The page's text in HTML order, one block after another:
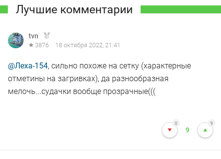
Лучшие комментарии
tvn
3876 18 октября 2022, 21:41
@Леха-154, сильно похоже на сетку (характерные
отметины на загривках), да разнообразная
мелочь...судачки вообще прозрачные(((
0
9
9